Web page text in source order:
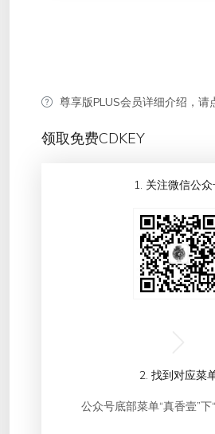
尊享版PLUS会员详细介绍，请
领取免费CDKEY
1. 关注微信公众
2. 找到对应菜
公众号底部菜单“真香壹”下